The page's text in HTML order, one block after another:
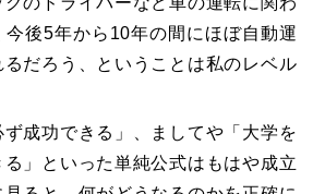
今後5年から10年の間にほぼ自動運
だろう、ということは私のレベル
ず成功できる」、ましてや「大学を
」といった単純公式はもはや成立